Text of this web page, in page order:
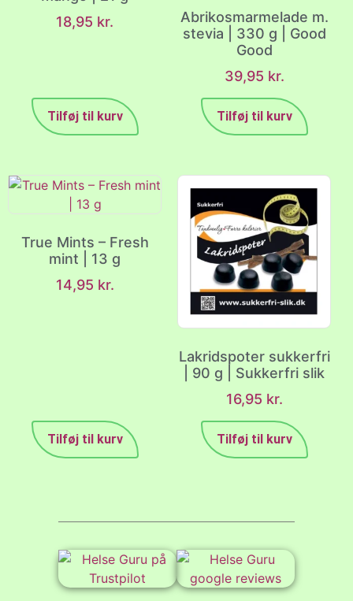
18,95 kr.
Tilføj til kurv
Abrikosmarmelade m.
stevia | 330 g | Good
Good
39,95 kr.
Tilføj til kurv
True Mints – Fresh
mint | 13 g
14,95 kr.
Tilføj til kurv
Lakridspoter sukkerfri
| 90 g | Sukkerfri slik
16,95 kr.
Tilføj til kurv